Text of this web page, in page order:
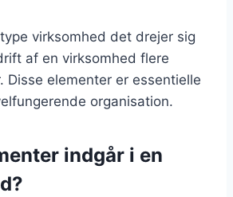
virksomhed det drejer sig
af en virksomhed flere
Disse elementer er essentielle
organisation.
indgår i en